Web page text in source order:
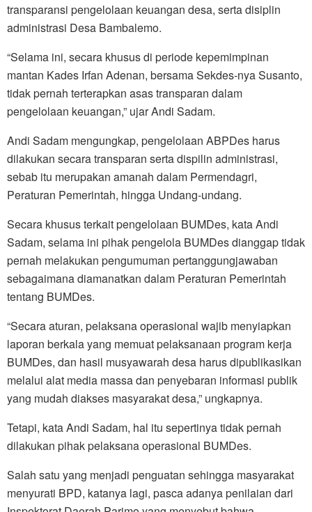
transparansi pengelolaan keuangan desa, serta disiplin
administrasi Desa Bambalemo.
“Selama ini, secara khusus di periode kepemimpinan
mantan Kades Irfan Adenan, bersama Sekdes-nya Susanto,
tidak pernah terterapkan asas transparan dalam
pengelolaan keuangan,” ujar Andi Sadam.
Andi Sadam mengungkap, pengelolaan ABPDes harus
dilakukan secara transparan serta dispilin administrasi,
sebab itu merupakan amanah dalam Permendagri,
Peraturan Pemerintah, hingga Undang-undang.
Secara khusus terkait pengelolaan BUMDes, kata Andi
Sadam, selama ini pihak pengelola BUMDes dianggap tidak
pernah melakukan pengumuman pertanggungjawaban
sebagaimana diamanatkan dalam Peraturan Pemerintah
tentang BUMDes.
“Secara aturan, pelaksana operasional wajib menyiapkan
laporan berkala yang memuat pelaksanaan program kerja
BUMDes, dan hasil musyawarah desa harus dipublikasikan
melalui alat media massa dan penyebaran informasi publik
yang mudah diakses masyarakat desa,” ungkapnya.
Tetapi, kata Andi Sadam, hal itu sepertinya tidak pernah
dilakukan pihak pelaksana operasional BUMDes.
Salah satu yang menjadi penguatan sehingga masyarakat
menyurati BPD, katanya lagi, pasca adanya penilaian dari